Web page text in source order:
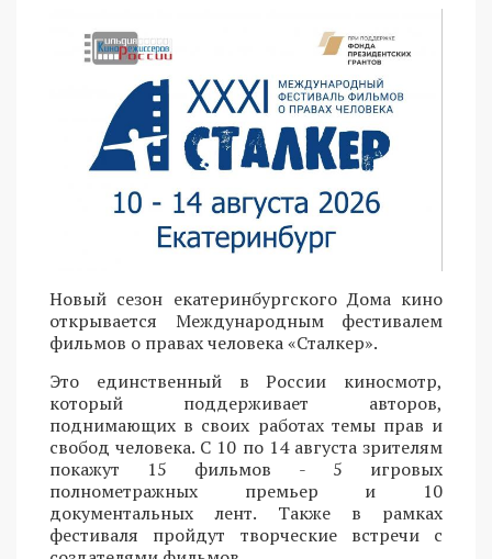
Новый сезон екатеринбургского Дома кино
открывается Международным фестивалем
фильмов о правах человека «Сталкер».
Это единственный в России киносмотр,
который поддерживает авторов,
поднимающих в своих работах темы прав и
свобод человека. С 10 по 14 августа зрителям
покажут 15 фильмов - 5 игровых
полнометражных премьер и 10
документальных лент. Также в рамках
фестиваля пройдут творческие встречи с